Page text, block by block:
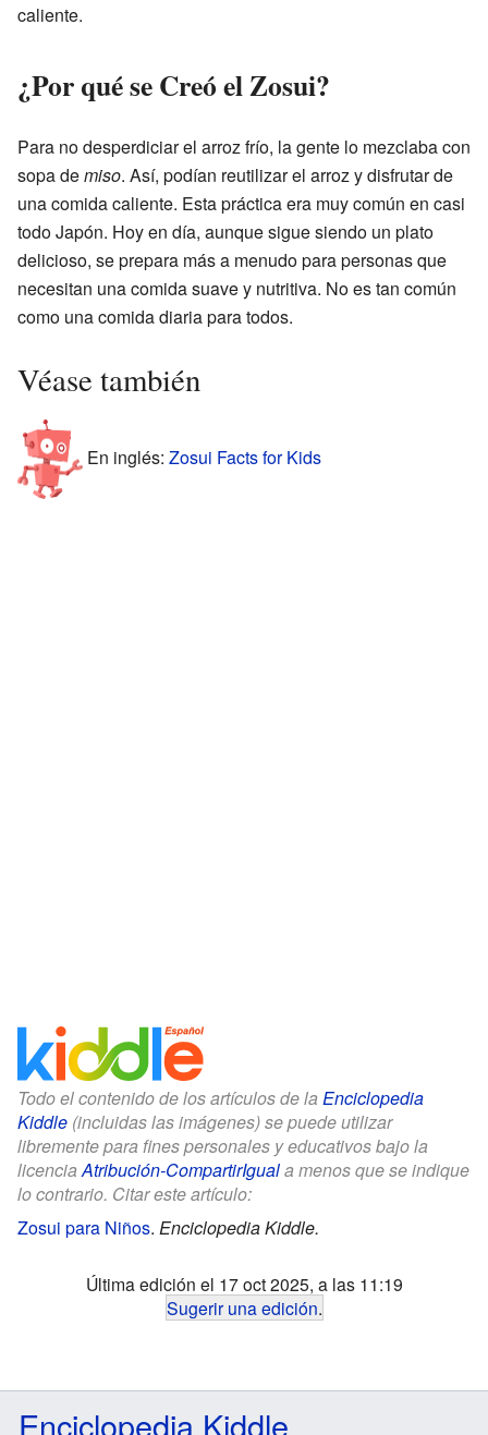
caliente.
¿Por qué se Creó el Zosui?
Para no desperdiciar el arroz frío, la gente lo mezclaba con
sopa demiso. Así, podían reutilizar el arroz y disfrutar de
una comida caliente. Esta práctica era muy común en casi
todo Japón. Hoy en día, aunque sigue siendo un plato
delicioso, se prepara más a menudo para personas que
necesitan una comida suave y nutritiva. No es tan común
como una comida diaria para todos.
Véase también
En inglés: Zosui Facts for Kids
Todo el contenido de los artículos de la Enciclopedia
Kiddle (incluidas las imágenes) se puede utilizar
libremente para fines personales y educativos bajo la
licencia Atribución-CompartirIguala menos que se indique
lo contrario. Citar este artículo:
Zosui para Niños. Enciclopedia Kiddle.
Última edición el 17 oct 2025, a las 11:19
Sugerir una edición.
Enciclopedia Kiddle